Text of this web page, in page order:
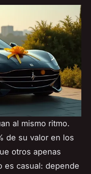
al mismo ritmo.
de su valor en los
otros apenas
es casual: depende